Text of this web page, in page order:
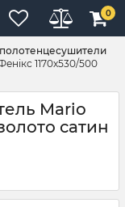
0
1170х530/500
Mario
сатин